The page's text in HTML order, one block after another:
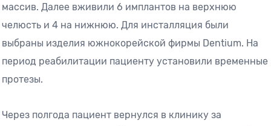
массив. Далее вживили 6 имплантов на верхнюю
челюсть и 4 на нижнюю. Для инсталляция были
выбраны изделия южнокорейской фирмы Dentium. На
период реабилитации пациенту установили временные
протезы.
Через полгода пациент вернулся в клинику за